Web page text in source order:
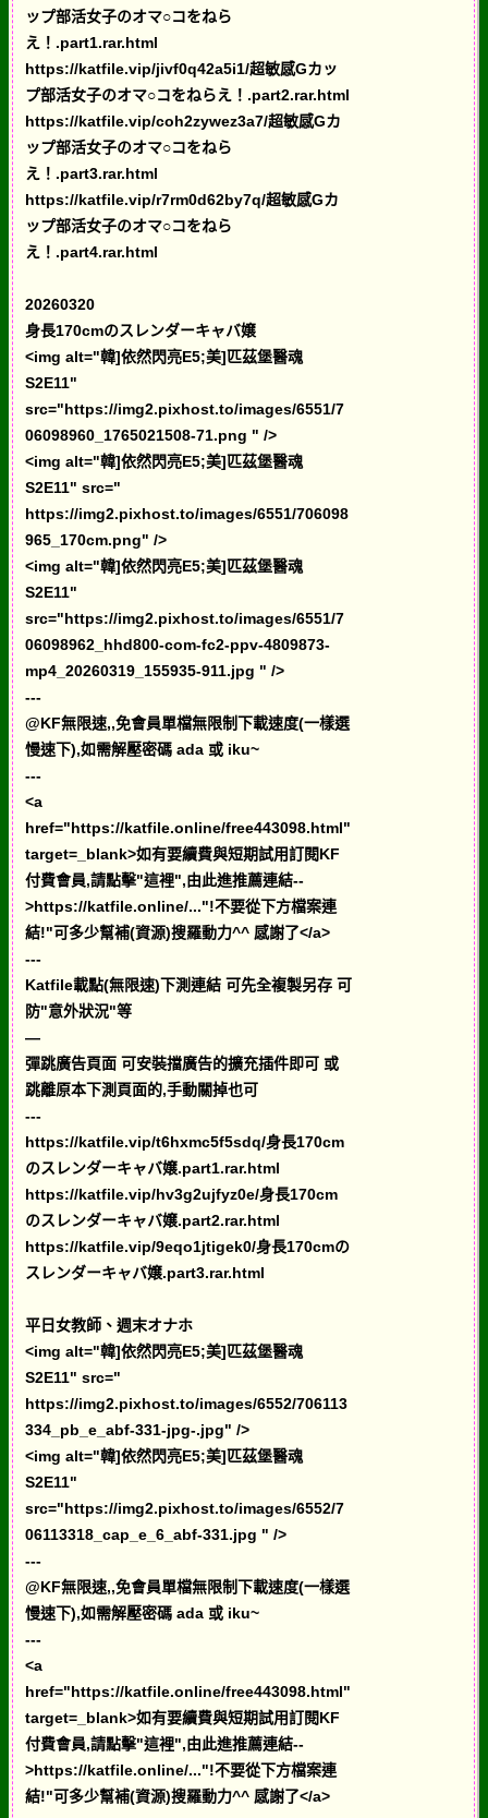
ップ部活女子のオマ○コをねら
え！.part1.rar.html
https://katfile.vip/jivf0q42a5i1/超敏感Gカッ
プ部活女子のオマ○コをねらえ！.part2.rar.html
https://katfile.vip/coh2zywez3a7/超敏感Gカ
ップ部活女子のオマ○コをねら
え！.part3.rar.html
https://katfile.vip/r7rm0d62by7q/超敏感Gカ
ップ部活女子のオマ○コをねら
え！.part4.rar.html
20260320
身長170cmのスレンダーキャバ嬢
<img alt="韓]依然閃亮E5;美]匹茲堡醫魂
S2E11"
src="https://img2.pixhost.to/images/6551/7
06098960_1765021508-71.png " />
<img alt="韓]依然閃亮E5;美]匹茲堡醫魂
S2E11" src="
https://img2.pixhost.to/images/6551/706098
965_170cm.png" />
<img alt="韓]依然閃亮E5;美]匹茲堡醫魂
S2E11"
src="https://img2.pixhost.to/images/6551/7
06098962_hhd800-com-fc2-ppv-4809873-
mp4_20260319_155935-911.jpg " />
---
@KF無限速,,免會員單檔無限制下載速度(一樣選
慢速下),如需解壓密碼 ada 或 iku~
---
<a
href="https://katfile.online/free443098.html"
target=_blank>如有要續費與短期試用訂閱KF
付費會員,請點擊"這裡",由此進推薦連結--
>https://katfile.online/..."!不要從下方檔案連
結!"可多少幫補(資源)搜羅動力^^ 感謝了</a>
---
Katfile載點(無限速)下測連結 可先全複製另存 可
防"意外狀況"等
—
彈跳廣告頁面 可安裝擋廣告的擴充插件即可 或
跳離原本下測頁面的,手動關掉也可
---
https://katfile.vip/t6hxmc5f5sdq/身長170cm
のスレンダーキャバ嬢.part1.rar.html
https://katfile.vip/hv3g2ujfyz0e/身長170cm
のスレンダーキャバ嬢.part2.rar.html
https://katfile.vip/9eqo1jtigek0/身長170cmの
スレンダーキャバ嬢.part3.rar.html
平日女教師、週末オナホ
<img alt="韓]依然閃亮E5;美]匹茲堡醫魂
S2E11" src="
https://img2.pixhost.to/images/6552/706113
334_pb_e_abf-331-jpg-.jpg" />
<img alt="韓]依然閃亮E5;美]匹茲堡醫魂
S2E11"
src="https://img2.pixhost.to/images/6552/7
06113318_cap_e_6_abf-331.jpg " />
---
@KF無限速,,免會員單檔無限制下載速度(一樣選
慢速下),如需解壓密碼 ada 或 iku~
---
<a
href="https://katfile.online/free443098.html"
target=_blank>如有要續費與短期試用訂閱KF
付費會員,請點擊"這裡",由此進推薦連結--
>https://katfile.online/..."!不要從下方檔案連
結!"可多少幫補(資源)搜羅動力^^ 感謝了</a>